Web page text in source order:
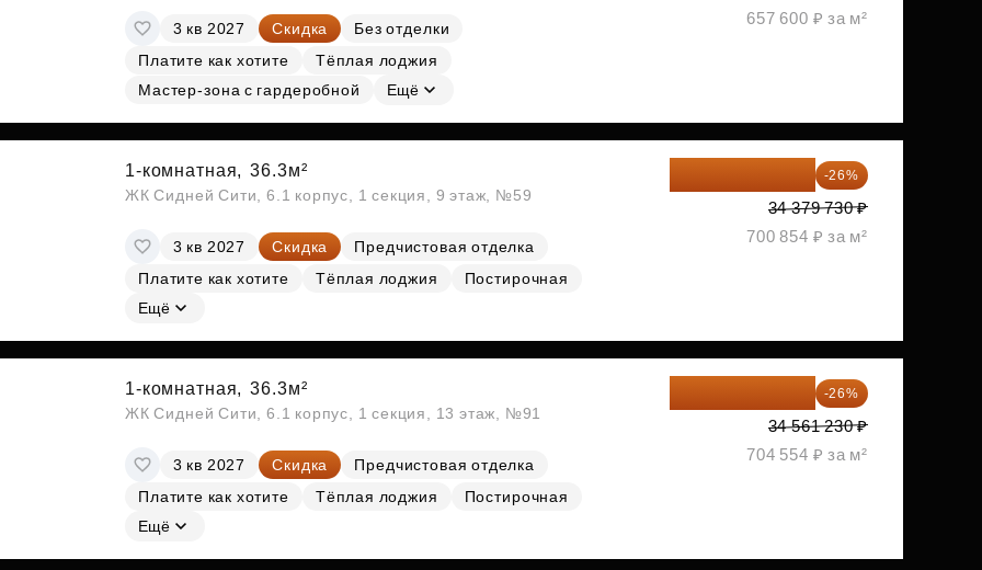
3 кв 2027 Скидка
Без отделки
Платите как хотите
Тёплая лоджия
Мастер-зона с гардеробной
Ещё
657 600 ₽ за м²
1-комнатная, 36.3м²
ЖК Сидней Сити, 6.1 корпус, 1 секция, 9 этаж, №59
3 кв 2027 Скидка
Предчистовая отделка
Платите как хотите
Тёплая лоджия
Постирочная
Ещё
-26%
34 379 730 ₽
700 854 ₽ за м²
1-комнатная, 36.3м²
ЖК Сидней Сити, 6.1 корпус, 1 секция, 13 этаж, №91
3 кв 2027 Скидка
Предчистовая отделка
Платите как хотите
Тёплая лоджия
Постирочная
Ещё
-26%
34 561 230 ₽
704 554 ₽ за м²